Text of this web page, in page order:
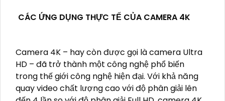
CÁC ỨNG DỤNG THỰC TẾ CỦA CAMERA 4K
Camera 4K – hay còn được gọi là camera Ultra
HD – đã trở thành một công nghệ phổ biến
trong thế giới công nghệ hiện đại. Với khả năng
quay video chất lượng cao với độ phân giải lên